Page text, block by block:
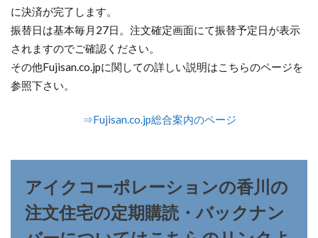
に決済が完了します。
振替日は基本毎月27日。注文確定画面にて振替予定日が表示
されますのでご確認ください。
その他Fujisan.co.jpに関しての詳しい説明はこちらのページを
参照下さい。
⇒Fujisan.co.jp総合案内のページ
アイクコーポレーションの香川の
注文住宅の定期購読・バックナン